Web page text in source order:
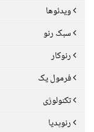
ویدئوها
سبک رنو
رنوکار
فرمول یک
تکنولوژی
رنوپدیا